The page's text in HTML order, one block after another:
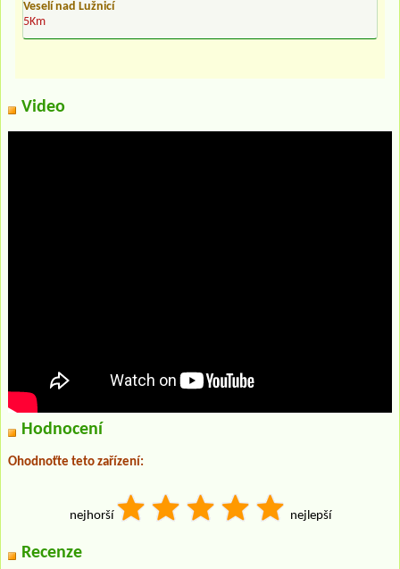
Veselí nad Lužnicí
5Km
Video
Hodnocení
Ohodnoťte teto zařízení:
nejhorší nejlepší
Recenze